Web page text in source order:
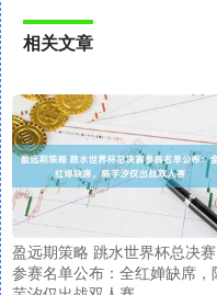
相关文章
盈远期策略 跳水世界杯总决赛
参赛名单公布：全红婵缺席，